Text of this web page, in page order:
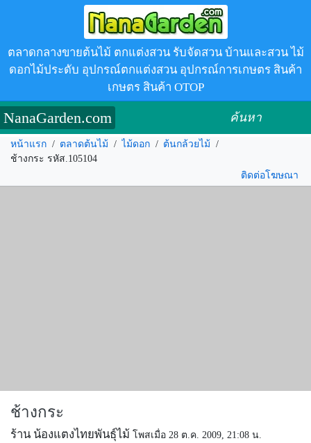
ตลาดกลางขายต้นไม้ ตกแต่งสวน รับจัดสวน บ้านและสวน ไม้
ดอกไม้ประดับ อุปกรณ์ตกแต่งสวน อุปกรณ์การเกษตร สินค้า
เกษตร สินค้า OTOP
NanaGarden.com ค้นหา
หน้าแรก / ตลาดต้นไม้ / ไม้ดอก / ต้นกล้วยไม้ /
ช้างกระ รหัส.105104
ติดต่อโฆษณา
ช้างกระ
ร้าน น้องแตงไทยพันธุ์ไม้ โพสเมื่อ 28 ต.ค. 2009, 21:08 น.